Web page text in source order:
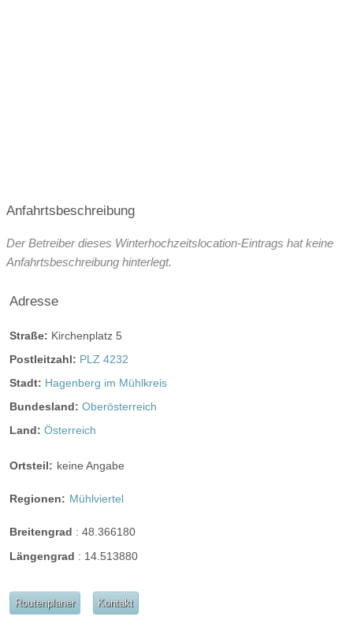
Anfahrtsbeschreibung
Der Betreiber dieses Winterhochzeitslocation-Eintrags hat keine
Anfahrtsbeschreibung hinterlegt.
Adresse
Straße: Kirchenplatz 5
Postleitzahl: PLZ 4232
Stadt: Hagenberg im Mühlkreis
Bundesland: Oberösterreich
Land: Österreich
Ortsteil: keine Angabe
Regionen: Mühlviertel
Breitengrad : 48.366180
Längengrad : 14.513880
Routenplaner Kontakt